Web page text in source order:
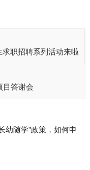
求职招聘系列活动来啦
目答谢会
幼随学”政策，如何申